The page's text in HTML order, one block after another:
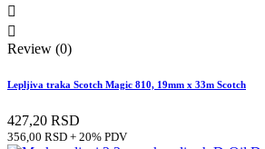


Review (0)
Lepljiva traka Scotch Magic 810, 19mm x 33m Scotch
427,20 RSD
356,00 RSD + 20% PDV